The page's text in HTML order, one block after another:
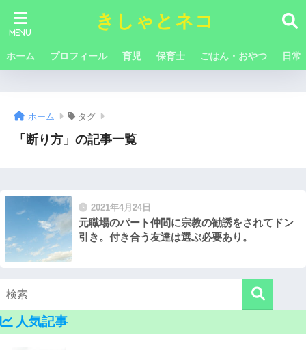
きしゃとネコ
ホーム プロフィール 育児 保育士 ごはん・おやつ 日常
ホーム タグ
「断り方」の記事一覧
2021年4月24日
元職場のパート仲間に宗教の勧誘をされてドン
引き。付き合う友達は選ぶ必要あり。
人気記事